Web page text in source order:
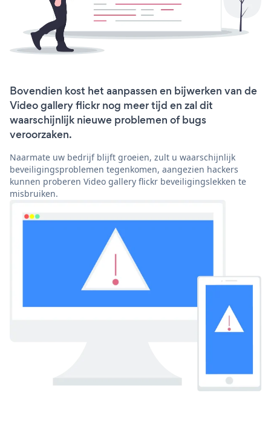
Bovendien kost het aanpassen en bijwerken van de
Video gallery flickr nog meer tijd en zal dit
waarschijnlijk nieuwe problemen of bugs
veroorzaken.
Naarmate uw bedrijf blijft groeien, zult u waarschijnlijk
beveiligingsproblemen tegenkomen, aangezien hackers
kunnen proberen Video gallery flickr beveiligingslekken te
misbruiken.